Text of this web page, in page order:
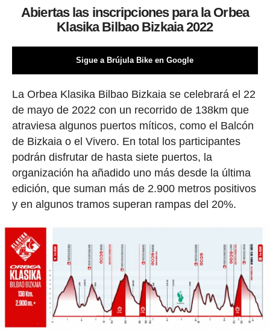
Abiertas las inscripciones para la Orbea
Klasika Bilbao Bizkaia 2022
Sigue a Brújula Bike en Google
La Orbea Klasika Bilbao Bizkaia se celebrará el 22
de mayo de 2022 con un recorrido de 138km que
atraviesa algunos puertos míticos, como el Balcón
de Bizkaia o el Vivero. En total los participantes
podrán disfrutar de hasta siete puertos, la
organización ha añadido uno más desde la última
edición, que suman más de 2.900 metros positivos
y en algunos tramos superan rampas del 20%.